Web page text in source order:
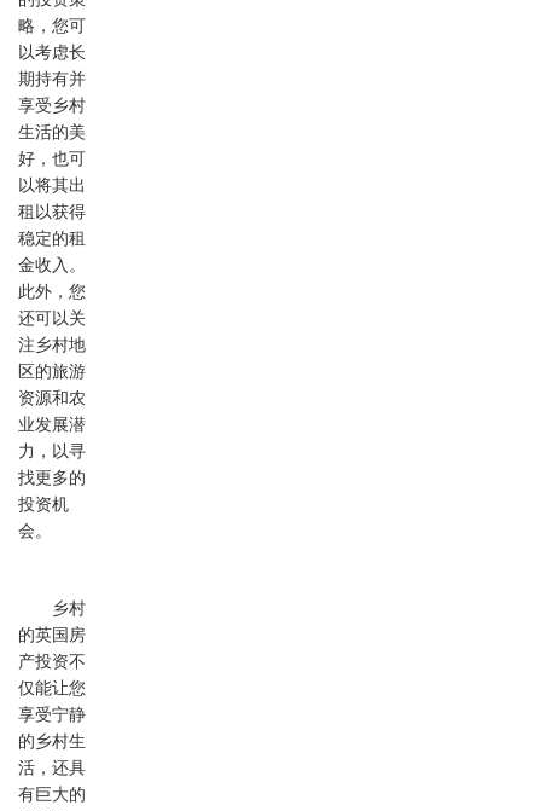
略，您可
以考虑长
期持有并
享受乡村
生活的美
好，也可
以将其出
租以获得
稳定的租
金收入。
此外，您
还可以关
注乡村地
区的旅游
资源和农
业发展潜
力，以寻
找更多的
投资机
会。
乡村
的英国房
产投资不
仅能让您
享受宁静
的乡村生
活，还具
有巨大的